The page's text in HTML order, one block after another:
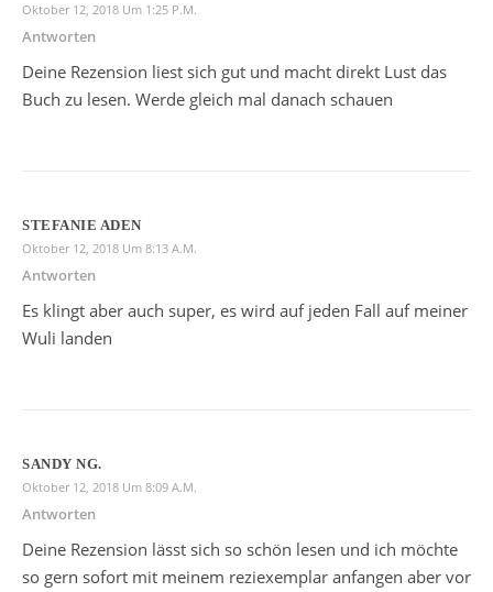
Oktober 12, 2018 Um 1:25 P.m.
Antworten
Deine Rezension liest sich gut und macht direkt Lust das
Buch zu lesen. Werde gleich mal danach schauen
STEFANIE ADEN
Oktober 12, 2018 Um 8:13 A.m.
Antworten
Es klingt aber auch super, es wird auf jeden Fall auf meiner
Wuli landen
SANDY NG.
Oktober 12, 2018 Um 8:09 A.m.
Antworten
Deine Rezension lässt sich so schön lesen und ich möchte
so gern sofort mit meinem reziexemplar anfangen aber vor